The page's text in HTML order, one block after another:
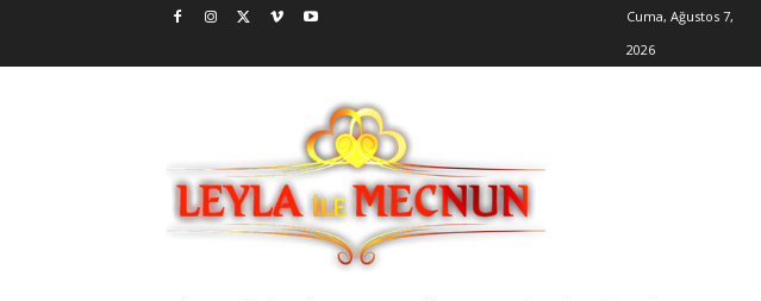
Cuma, Ağustos 7,
2026